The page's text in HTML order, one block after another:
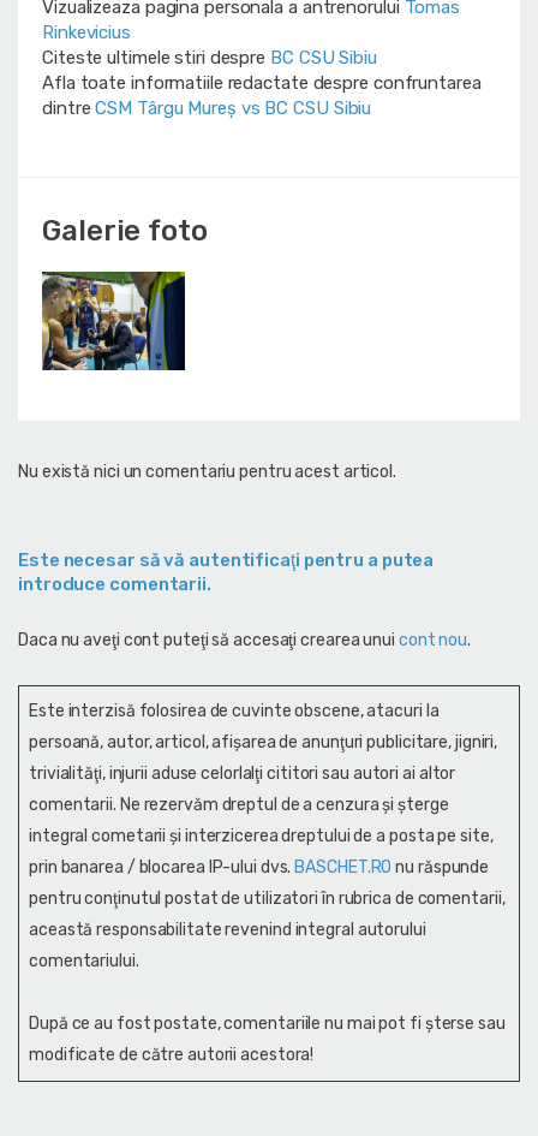
Vizualizeaza pagina personala a antrenorului Tomas
Rinkevicius
Citeste ultimele stiri despre BC CSU Sibiu
Afla toate informatiile redactate despre confruntarea
dintreCSM Târgu Mureș vs BC CSU Sibiu
Galerie foto
Nu există nici un comentariu pentru acest articol.
Este necesar să vă autentificaţi pentru a putea
introduce comentarii.
Daca nu aveţi cont puteţi să accesaţi crearea unui cont nou.
Este interzisă folosirea de cuvinte obscene, atacuri la
persoană, autor, articol, afişarea de anunţuri publicitare, jigniri,
trivialităţi, injurii aduse celorlalţi cititori sau autori ai altor
comentarii. Ne rezervăm dreptul de a cenzura și şterge
integral cometarii și interzicerea dreptului de a posta pe site,
prin banarea / blocarea IP-ului dvs. BASCHET.RO nu răspunde
pentru conţinutul postat de utilizatori în rubrica de comentarii,
această responsabilitate revenind integral autorului
comentariului.
După ce au fost postate, comentariile nu mai pot fi șterse sau
modificate de către autorii acestora!